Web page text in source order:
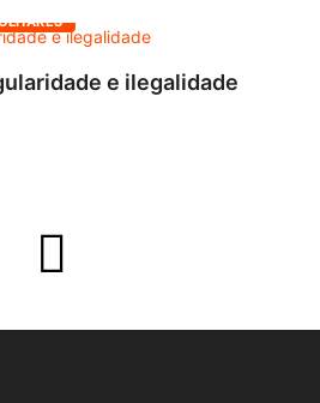
e ilegalidade